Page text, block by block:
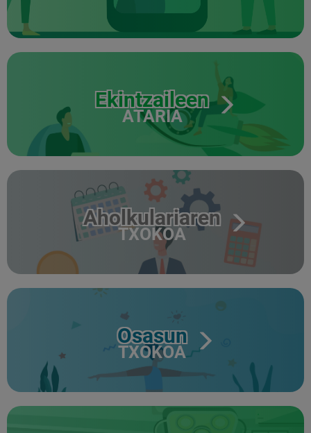
Ekintzaileen
ATARIA
Aholkulariaren
TXOKOA
Osasun
TXOKOA